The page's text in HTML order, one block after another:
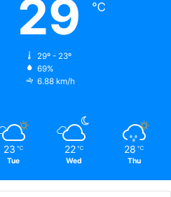
29 ℃
29º - 23º
69%
6.88 km/h
23 ℃
Tue
22 ℃
Wed
28 ℃
Thu